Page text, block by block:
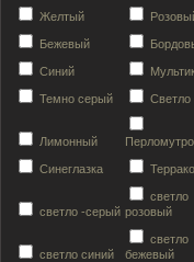
Желтый
Бежевый
Синий
Темно серый Светло
Лимонный
Синеглазка
светло -серый
светло
розовый
светло синий
светло
бежевый